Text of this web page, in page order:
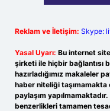
Reklam ve İletişim: Skype:
Yasal Uyarı: Bu internet
şirketi ile hiçbir bağlantısı
hazırladığımız makaleler
haber niteliği taşımamakta
paylaşım
benzerlikleri tamamen